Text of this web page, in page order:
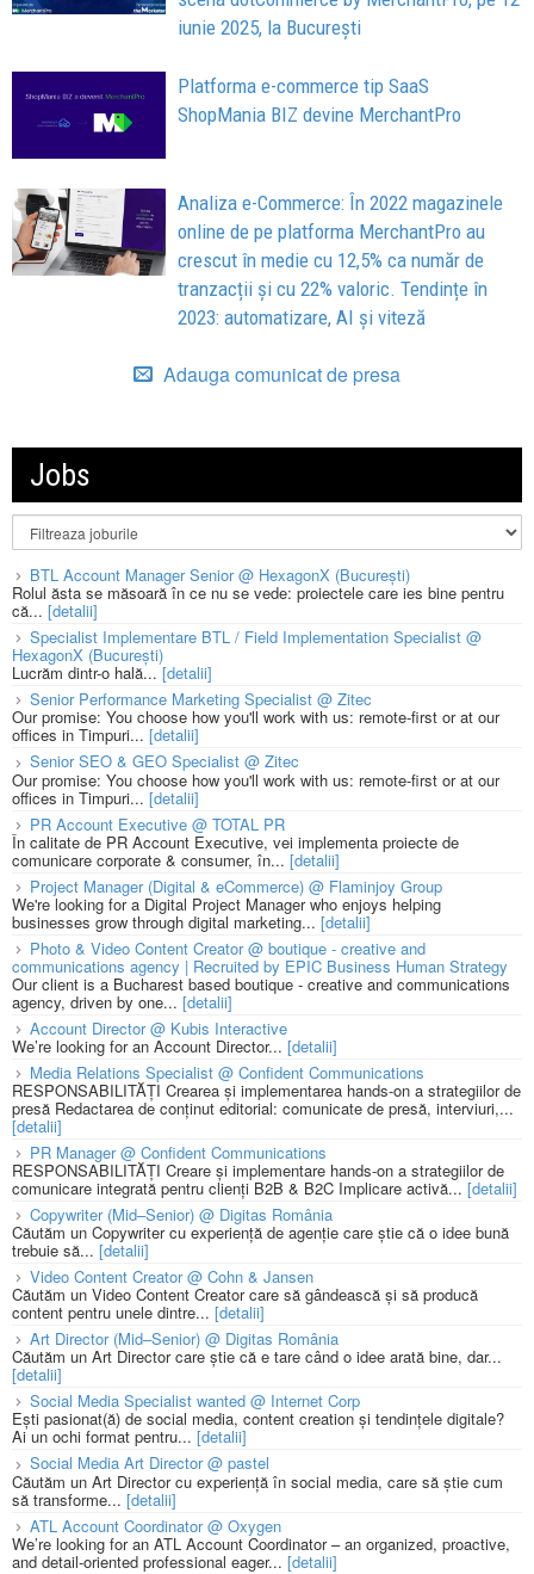
iunie 2025, la București
Platforma e-commerce tip SaaS
ShopMania BIZ devine MerchantPro
Analiza e-Commerce: În 2022 magazinele
online de pe platforma MerchantPro au
crescut în medie cu 12,5% ca număr de
tranzacții și cu 22% valoric. Tendințe în
2023: automatizare, AI și viteză
Adauga comunicat de presa
Jobs
BTL Account Manager Senior @ HexagonX (București)
Rolul ăsta se măsoară în ce nu se vede: proiectele care ies bine pentru
că... [detalii]
Specialist Implementare BTL / Field Implementation Specialist @
HexagonX (București)
Lucrăm dintr-o hală... [detalii]
Senior Performance Marketing Specialist @ Zitec
Our promise: You choose how you'll work with us: remote-first or at our
offices in Timpuri... [detalii]
Senior SEO & GEO Specialist @ Zitec
Our promise: You choose how you'll work with us: remote-first or at our
offices in Timpuri... [detalii]
PR Account Executive @ TOTAL PR
În calitate de PR Account Executive, vei implementa proiecte de
comunicare corporate & consumer, în... [detalii]
Project Manager (Digital & eCommerce) @ Flaminjoy Group
We're looking for a Digital Project Manager who enjoys helping
businesses grow through digital marketing... [detalii]
Photo & Video Content Creator @ boutique - creative and
communications agency | Recruited by EPIC Business Human Strategy
Our client is a Bucharest based boutique - creative and communications
agency, driven by one... [detalii]
Account Director @ Kubis Interactive
We’re looking for an Account Director... [detalii]
Media Relations Specialist @ Confident Communications
RESPONSABILITĂȚI Crearea și implementarea hands-on a strategiilor de
presă Redactarea de conținut editorial: comunicate de presă, interviuri,...
[detalii]
PR Manager @ Confident Communications
RESPONSABILITĂȚI Creare și implementare hands-on a strategiilor de
comunicare integrată pentru clienți B2B & B2C Implicare activă... [detalii]
Copywriter (Mid–Senior) @ Digitas România
Căutăm un Copywriter cu experiență de agenție care știe că o idee bună
trebuie să... [detalii]
Video Content Creator @ Cohn & Jansen
Căutăm un Video Content Creator care să gândească și să producă
content pentru unele dintre... [detalii]
Art Director (Mid–Senior) @ Digitas România
Căutăm un Art Director care știe că e tare când o idee arată bine, dar...
[detalii]
Social Media Specialist wanted @ Internet Corp
Ești pasionat(ă) de social media, content creation și tendințele digitale?
Ai un ochi format pentru... [detalii]
Social Media Art Director @ pastel
Căutăm un Art Director cu experiență în social media, care să știe cum
să transforme... [detalii]
ATL Account Coordinator @ Oxygen
We’re looking for an ATL Account Coordinator – an organized, proactive,
and detail-oriented professional eager... [detalii]